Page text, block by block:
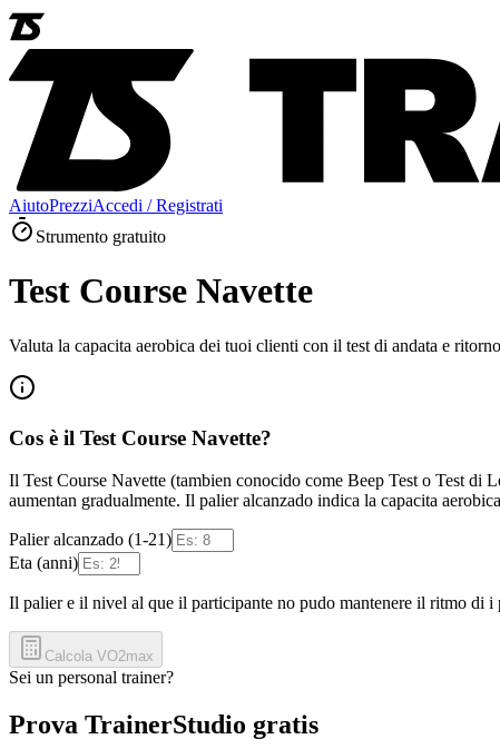
AiutoPrezziAccedi / Registrati
Strumento gratuito
Test Course Navette
Valuta la capacita aerobica dei tuoi clienti con il test di andata e
Cos è il Test Course Navette?
Il Test Course Navette (tambien conocido come Beep Test o Test di
aumentan gradualmente. Il palier alcanzado indica la capacita
Palier alcanzado (1-21)
Eta (anni)
Il palier e il nivel al que il participante no pudo mantenere il ritmo di i
Calcola VO2max
Sei un personal trainer?
Prova TrainerStudio gratis